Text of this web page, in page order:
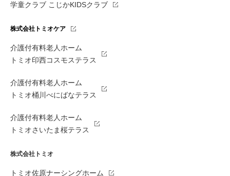
学童クラブ こじかKIDSクラブ
株式会社トミオケア
介護付有料老人ホーム
トミオ印西コスモステラス
介護付有料老人ホーム
トミオ桶川べにばなテラス
介護付有料老人ホーム
トミオさいたま桜テラス
株式会社トミオ
トミオ佐原ナーシングホーム